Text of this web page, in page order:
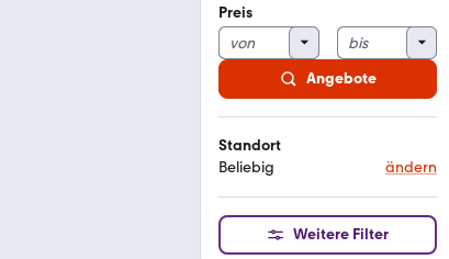
Preis
Angebote
Standort
Beliebig
ändern
Weitere Filter